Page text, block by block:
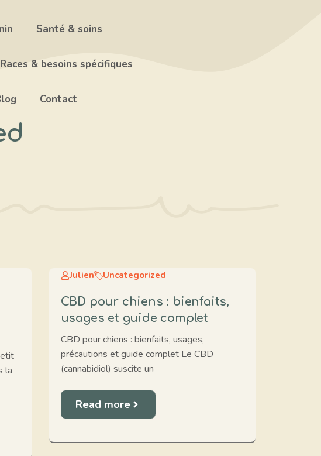
Santé & soins
Races & besoins spécifiques
Contact
la
Julien Uncategorized
CBD pour chiens : bienfaits,
usages et guide complet
CBD pour chiens : bienfaits, usages,
précautions et guide complet Le CBD
(cannabidiol) suscite un
Read more